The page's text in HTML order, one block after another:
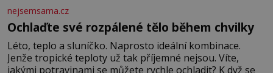
nejsemsama.cz
Ochlaďte své rozpálené tělo během chvilky
Léto, teplo a sluníčko. Naprosto ideální kombinace.
Jenže tropické teploty už tak příjemné nejsou. Víte,
jakými potravinami se můžete rychle ochladit? K dyž se